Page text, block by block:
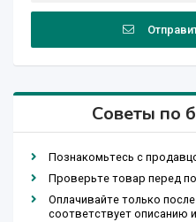
Советы по
Познакомьтесь с
Проверьте товар перед
Оплачивайте только
соответствует описанию